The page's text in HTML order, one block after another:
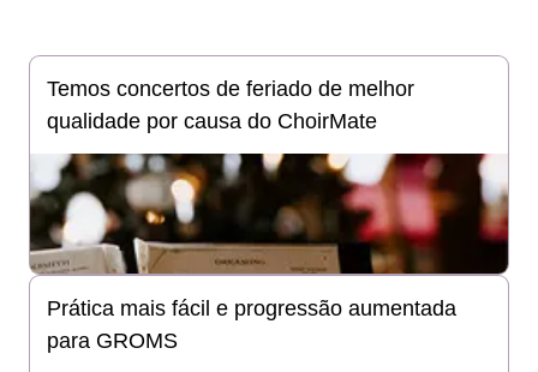
Temos concertos de feriado de melhor
qualidade por causa do ChoirMate
Prática mais fácil e progressão aumentada
para GROMS